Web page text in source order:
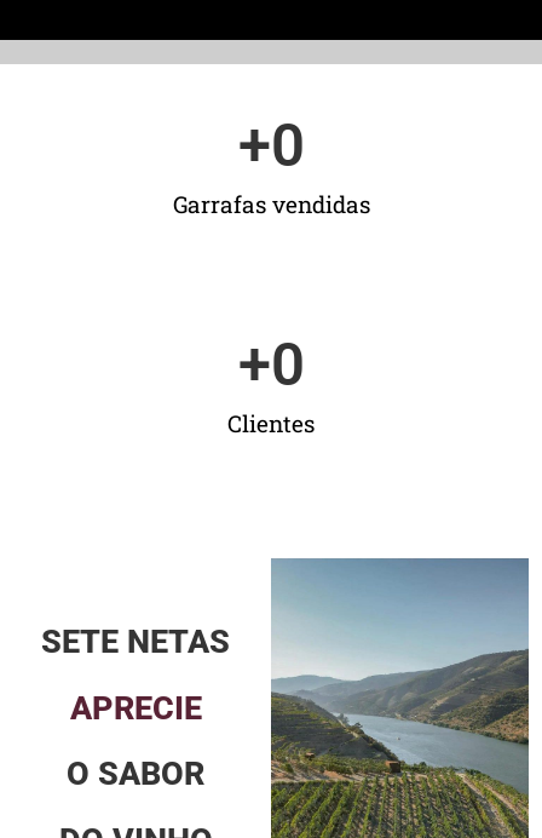
Garrafas vendidas
+0
Clientes
+0
SETE NETAS
APRECIE
O SABOR